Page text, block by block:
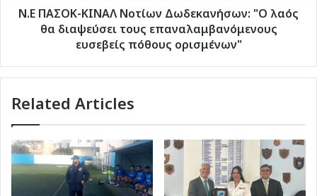
τους
επαναλαμβανόμενους
ορισμένων"
Ν.Ε ΠΑΣΟΚ-ΚΙΝΑΛ Νοτίων Δωδεκανήσων: "Ο λαός
θα διαψεύσει τους επαναλαμβανόμενους
ευσεβείς πόθους ορισμένων"
Related Articles